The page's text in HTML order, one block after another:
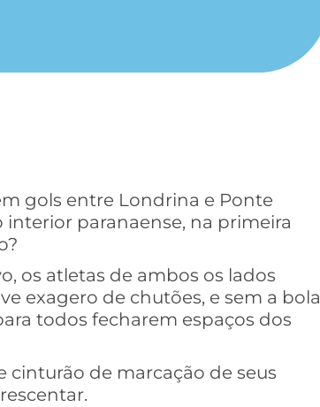
gols entre Londrina e Ponte
paranaense, na primeira
os atletas de ambos os lados
exagero de chutões, e sem a bola
todos fecharem espaços dos
cinturão de marcação de seus